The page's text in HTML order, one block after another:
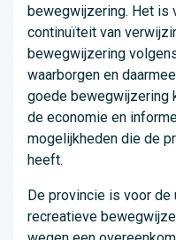
bewegwijzering. Het is
continuïteit van
bewegwijzering
waarborgen en
goede bewegwijzering
de economie en
mogelijkheden die de
heeft.
De provincie is voor
recreatieve